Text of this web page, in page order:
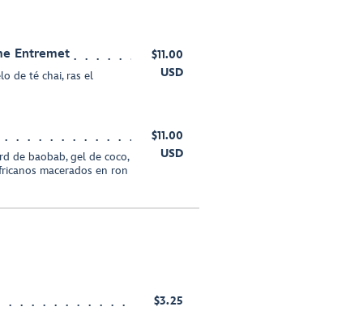
Entremet
de té chai, ras el
$11.00
USD
de baobab, gel de coco,
macerados en ron
$11.00
USD
$3.25